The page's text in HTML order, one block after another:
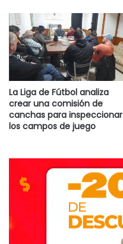
La Liga de Fútbol analiza
crear una comisión de
canchas para inspeccionar
los campos de juego